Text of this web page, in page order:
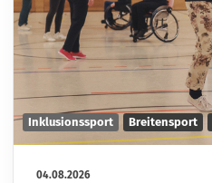
Inklusionssport Breitensport
04.08.2026